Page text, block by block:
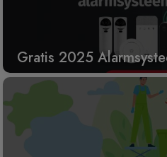
Gratis 2025